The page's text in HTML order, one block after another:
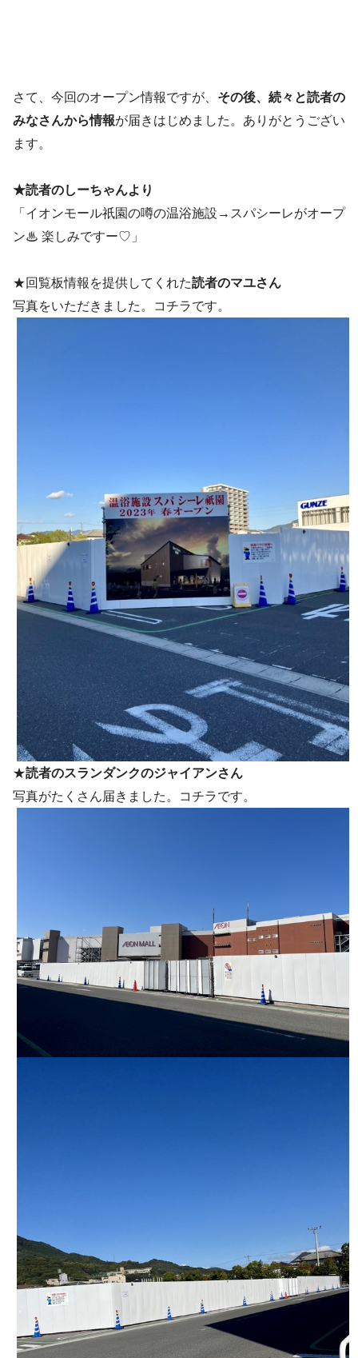
さて、今回のオープン情報ですが、 その後、続々と読者の
みなさんから情報が届きはじめました。ありがとうござい
ます。
★読者のしーちゃんより
「イオンモール祇園の噂の温浴施設→スパシーレがオープ
ン♨︎ 楽しみですー♡」
★回覧板情報を提供してくれた読者のマユさん
写真をいただきました。コチラです。
★読者のスランダンクのジャイアンさん
写真がたくさん届きました。コチラです。